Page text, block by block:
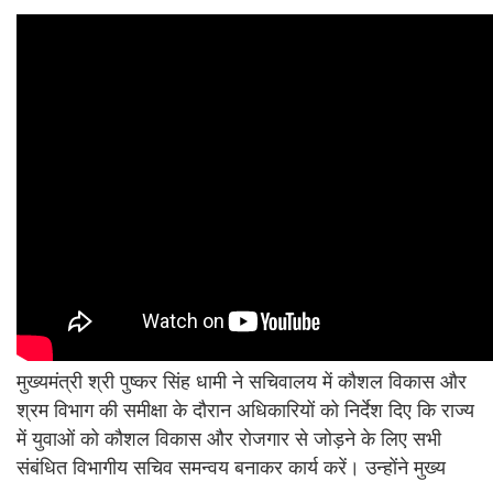
मुख्यमंत्री श्री पुष्कर सिंह धामी ने सचिवालय में कौशल विकास और
श्रम विभाग की समीक्षा के दौरान अधिकारियों को निर्देश दिए कि राज्य
में युवाओं को कौशल विकास और रोजगार से जोड़ने के लिए सभी
संबंधित विभागीय सचिव समन्वय बनाकर कार्य करें। उन्होंने मुख्य